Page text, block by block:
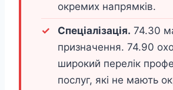
окремих напрямків.
Спеціалізація. 74.30
призначення. 74.90
широкий перелік
послуг, які не мають